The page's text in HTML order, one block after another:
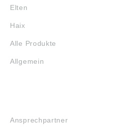
Elten
Haix
Alle Produkte
Allgemein
Ansprechpartner